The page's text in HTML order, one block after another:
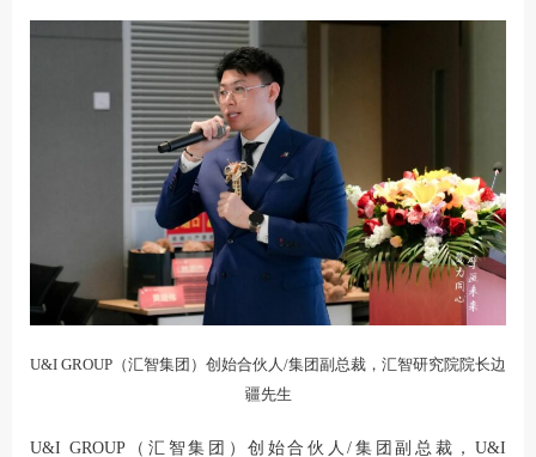
U&I GROUP（汇智集团）创始合伙人/集团副总裁，汇智研究院院长边
疆先生
U&I GROUP（汇智集团）创始合伙人/集团副总裁，U&I